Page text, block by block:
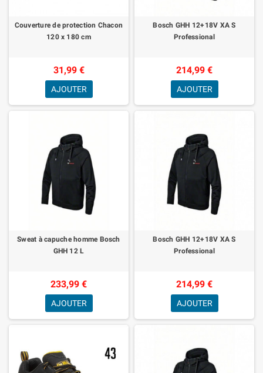
Couverture de protection Chacon
120 x 180 cm
31,99 €
AJOUTER
Bosch GHH 12+18V XA S
Professional
214,99 €
AJOUTER
Sweat à capuche homme Bosch
GHH 12 L
233,99 €
AJOUTER
Bosch GHH 12+18V XA S
Professional
214,99 €
AJOUTER